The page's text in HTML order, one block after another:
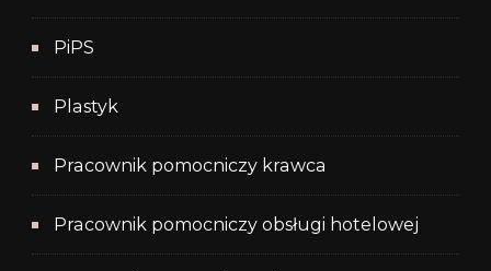
PiPS
Plastyk
Pracownik pomocniczy krawca
Pracownik pomocniczy obsługi hotelowej